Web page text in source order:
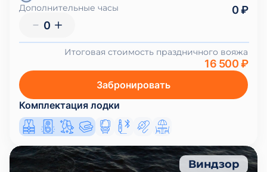
Дополнительные часы
0
0 ₽
Итоговая стоимость праздничного вояжа
16 500 ₽
Забронировать
Комплектация лодки
Виндзор